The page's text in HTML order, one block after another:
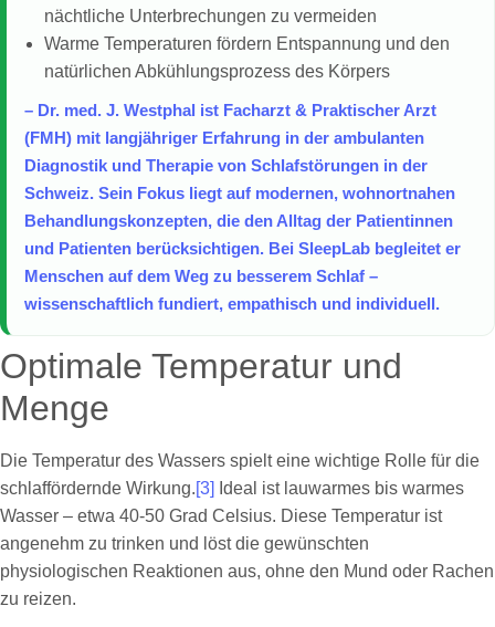
nächtliche Unterbrechungen zu vermeiden
Warme Temperaturen fördern Entspannung und den
natürlichen Abkühlungsprozess des Körpers
– Dr. med. J. Westphal ist Facharzt & Praktischer Arzt
(FMH) mit langjähriger Erfahrung in der ambulanten
Diagnostik und Therapie von Schlafstörungen in der
Schweiz. Sein Fokus liegt auf modernen, wohnortnahen
Behandlungskonzepten, die den Alltag der Patientinnen
und Patienten berücksichtigen. Bei SleepLab begleitet er
Menschen auf dem Weg zu besserem Schlaf –
wissenschaftlich fundiert, empathisch und individuell.
Optimale Temperatur und
Menge
Die Temperatur des Wassers spielt eine wichtige Rolle für die
schlaffördernde Wirkung.[3] Ideal ist lauwarmes bis warmes
Wasser – etwa 40-50 Grad Celsius. Diese Temperatur ist
angenehm zu trinken und löst die gewünschten
physiologischen Reaktionen aus, ohne den Mund oder Rachen
zu reizen.